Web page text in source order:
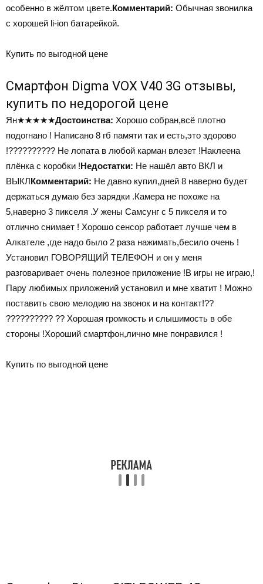
особенно в жёлтом цвете.Комментарий: Обычная звонилка
с хорошей li-ion батарейкой.
Купить по выгодной цене
Смартфон Digma VOX V40 3G отзывы,
купить по недорогой цене
Ян★★★★★Достоинства: Хорошо собран,всё плотно
подогнано ! Написано 8 гб памяти так и есть,это здорово
!?????????? Не лопата в любой карман влезет !Наклеена
плёнка с коробки !Недостатки: Не нашёл авто ВКЛ и
ВЫКЛКомментарий: Не давно купил,дней 8 наверно будет
держаться думаю без зарядки .Камера не похоже на
5,наверно 3 пикселя .У жены Самсунг с 5 пикселя и то
отлично снимает ! Хорошо сенсор работает лучше чем в
Алкателе ,где надо было 2 раза нажимать,бесило очень !
Установил ГОВОРЯЩИЙ ТЕЛЕФОН и он у меня
разговаривает очень полезное приложение !В игры не играю,!
Пару любимых приложений установил и мне хватит ! Можно
поставить свою мелодию на звонок и на контакт!??
?????????? ?? Хорошая громкость и слышимость в обе
стороны !Хороший смартфон,лично мне понравился !
Купить по выгодной цене